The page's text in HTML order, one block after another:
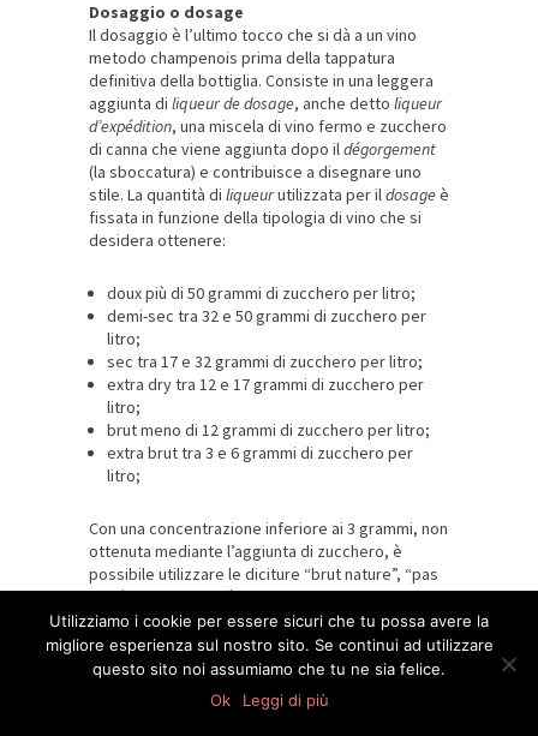
Dosaggio o dosage
Il dosaggio è l’ultimo tocco che si dà a un vino
metodo champenois prima della tappatura
definitiva della bottiglia. Consiste in una leggera
aggiunta di liqueur de dosage, anche detto liqueur
d’expédition, una miscela di vino fermo e zucchero
di canna che viene aggiunta dopo ildégorgement
(la sboccatura) e contribuisce a disegnare uno
stile. La quantità di liqueurutilizzata per ildosageè
fissata in funzione della tipologia di vino che si
desidera ottenere:
doux più di 50 grammi di zucchero per litro;
demi-sec tra 32 e 50 grammi di zucchero per
litro;
sec tra 17 e 32 grammi di zucchero per litro;
extra dry tra 12 e 17 grammi di zucchero per
litro;
brut meno di 12 grammi di zucchero per litro;
extra brut tra 3 e 6 grammi di zucchero per
litro;
Con una concentrazione inferiore ai 3 grammi, non
ottenuta mediante l’aggiunta di zucchero, è
possibile utilizzare le diciture “brut nature”, “pas
dosé” o “dosage zéro”.
E
Utilizziamo i cookie per essere sicuri che tu possa avere la
migliore esperienza sul nostro sito. Se continui ad utilizzare
questo sito noi assumiamo che tu ne sia felice.
Ok
Leggi di più